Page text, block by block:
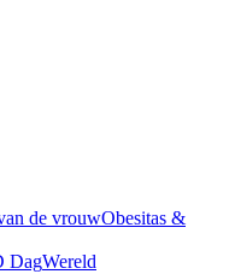
de vrouwObesitas &
DagWereld